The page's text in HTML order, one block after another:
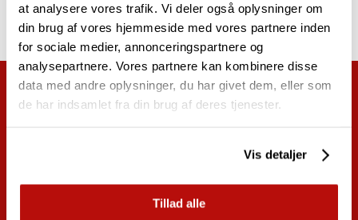
at analysere vores trafik. Vi deler også oplysninger om
din brug af vores hjemmeside med vores partnere inden
for sociale medier, annonceringspartnere og
analysepartnere. Vores partnere kan kombinere disse
data med andre oplysninger, du har givet dem, eller som
de har indsamlet fra din brug af deres tjenester.
Vis detaljer
Tillad alle
Gå til FSI B31-980 produktside